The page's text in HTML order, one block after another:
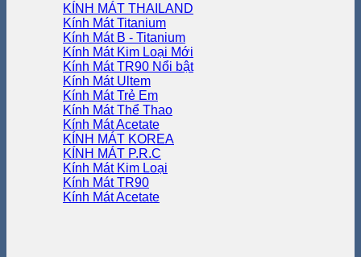
KÍNH MÁT THAILAND
Kính Mát Titanium
Kính Mát B - Titanium
Kính Mát Kim Loại
Kính Mát TR90
Kính Mát Ultem
Kính Mát Trẻ Em
Kính Mát Thể Thao
Kính Mát Acetate
KÍNH MÁT KOREA
KÍNH MÁT P.R.C
Kính Mát Kim Loại
Kính Mát TR90
Kính Mát Acetate